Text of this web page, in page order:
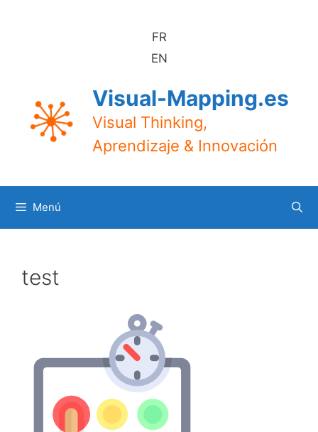
FR
EN
Visual-Mapping.es
Visual Thinking,
Aprendizaje & Innovación
Menú
test